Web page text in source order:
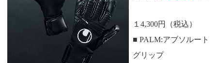
１4,300円（税込）
■ PALM:アブソルート
グリップ